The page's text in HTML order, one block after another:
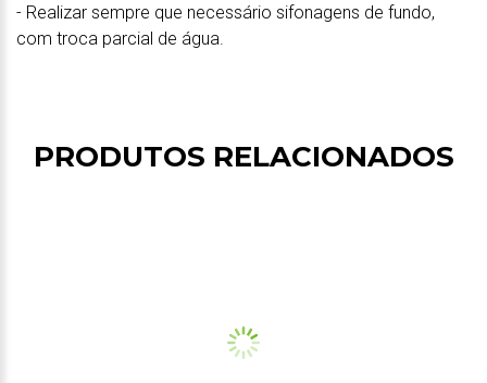
- Realizar sempre que necessário sifonagens de fundo,
com troca parcial de água.
PRODUTOS RELACIONADOS